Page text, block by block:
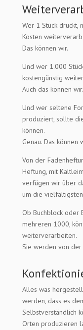
Wer 1 Stück druckt,
Kosten
Das können wir.
Und wer 1.000
kostengünstig
Auch das können wir.
Und wer seltene
produziert, sollte
können.
Genau. Das können
Von der
Heftung, mit
verfügen wir über
um die
Ob Buchblock oder
mehreren 1000,
weiterverarbeiten.
Sie werden von
Alles was
werden, dass es
Selbstverständlich
Orten produzieren